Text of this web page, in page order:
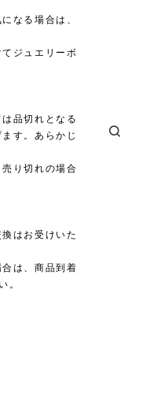
なる場合は、
ジュエリーボ
品切れとなる
す。あらかじ
り切れの場合
はお受けいた
は、商品到着
。